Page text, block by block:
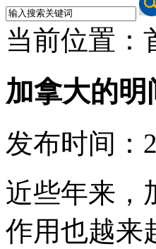
当前位置：
加拿大的
发布时间：
近些年来，
作用也越来